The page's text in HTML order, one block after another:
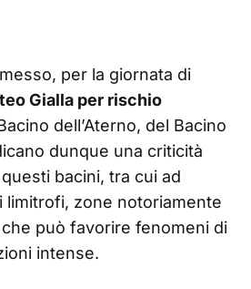
per la giornata di
Gialla per rischio
dell’Aterno, del Bacino
dunque una criticità
bacini, tra cui ad
limitrofi, zone notoriamente
può favorire fenomeni di
intense.